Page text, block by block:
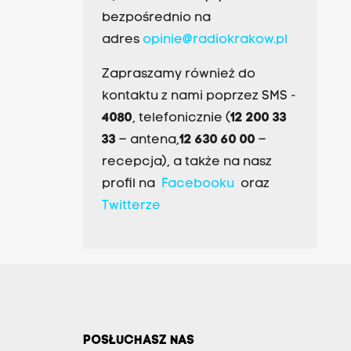
bezpośrednio na
adres opinie@radiokrakow.pl
Zapraszamy również do
kontaktu z nami poprzez SMS -
4080, telefonicznie (12 200 33
33– antena,12 630 60 00 –
recepcja), a także na nasz
profil na Facebookuoraz
Twitterze
POSŁUCHASZ NAS